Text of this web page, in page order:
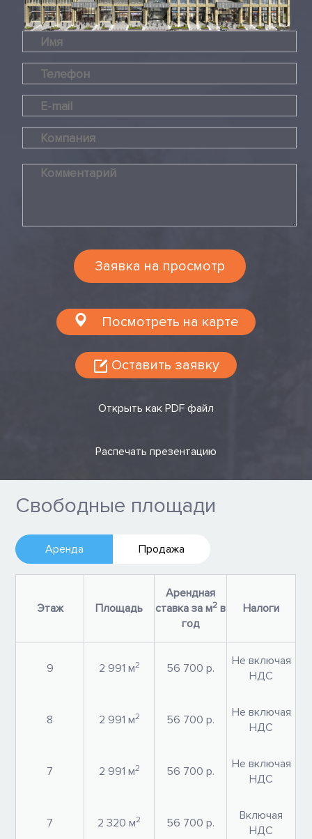
Заявка на просмотр
Посмотреть на карте
Оставить заявку
Открыть как PDF файл
Распечать презентацию
Свободные площади
Аренда Продажа
Этаж Площадь
Арендная
ставка за м2 в
год
Налоги
9 2 991 м2 56 700 р.
Не включая
НДС
8 2 991 м2 56 700 р.
Не включая
НДС
7 2 991 м2 56 700 р.
Не включая
НДС
7 2 320 м2 56 700 р.
Включая
НДС